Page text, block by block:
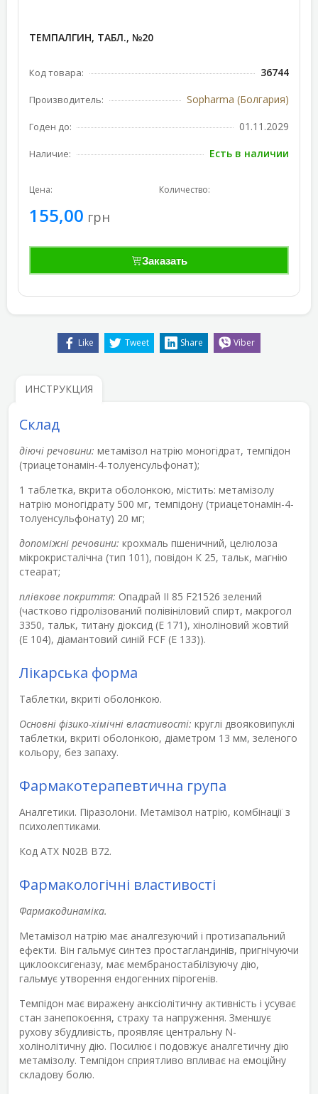
ТЕМПАЛГИН, ТАБЛ., №20
Код товара: 36744
Производитель: Sopharma (Болгария)
Годен до: 01.11.2029
Наличие: Есть в наличии
Цена:
155,00 грн
Количество:
Заказать
Like Tweet Share Viber
ИНСТРУКЦИЯ
Склад
діючі речовини: метамізол натрію моногідрат, темпідон
(триацетонамін-4-толуенсульфонат);
1 таблетка, вкрита оболонкою, містить: метамізолу
натрію моногідрату 500 мг, темпідону (триацетонамін-4-
толуенсульфонату) 20 мг;
допоміжні речовини: крохмаль пшеничний, целюлоза
мікрокристалічна (тип 101), повідон К 25, тальк, магнію
стеарат;
плівкове покриття: Опадрай ІІ 85 F21526 зелений
(частково гідролізований полівініловий спирт, макрогол
3350, тальк, титану діоксид (Е 171), хіноліновий жовтий
(Е 104), діамантовий синій FCF (E 133)).
Лікарська форма
Таблетки, вкриті оболонкою.
Основні фізико-хімічні властивості: круглі двояковипуклі
таблетки, вкриті оболонкою, діаметром 13 мм, зеленого
кольору, без запаху.
Фармакотерапевтична група
Аналгетики. Піразолони. Метамізол натрію, комбінації з
психолептиками.
Код АТХ N02B B72.
Фармакологічні властивості
Фармакодинаміка.
Метамізол натрію має аналгезуючий і протизапальний
ефекти. Він гальмує синтез простагландинів, пригнічуючи
циклооксигеназу, має мембраностабілізуючу дію,
гальмує утворення ендогенних пірогенів.
Темпідон має виражену анксіолітичну активність і усуває
стан занепокоєння, страху та напруження. Зменшує
рухову збудливість, проявляє центральну N-
холінолітичну дію. Посилює і подовжує аналгетичну дію
метамізолу. Темпідон сприятливо впливає на емоційну
складову болю.